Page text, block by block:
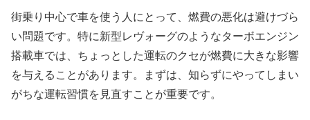
街乗り中心で車を使う人にとって、燃費の悪化は避けづら
い問題です。特に新型レヴォーグのようなターボエンジン
搭載車では、ちょっとした運転のクセが燃費に大きな影響
を与えることがあります。まずは、知らずにやってしまい
がちな運転習慣を見直すことが重要です。